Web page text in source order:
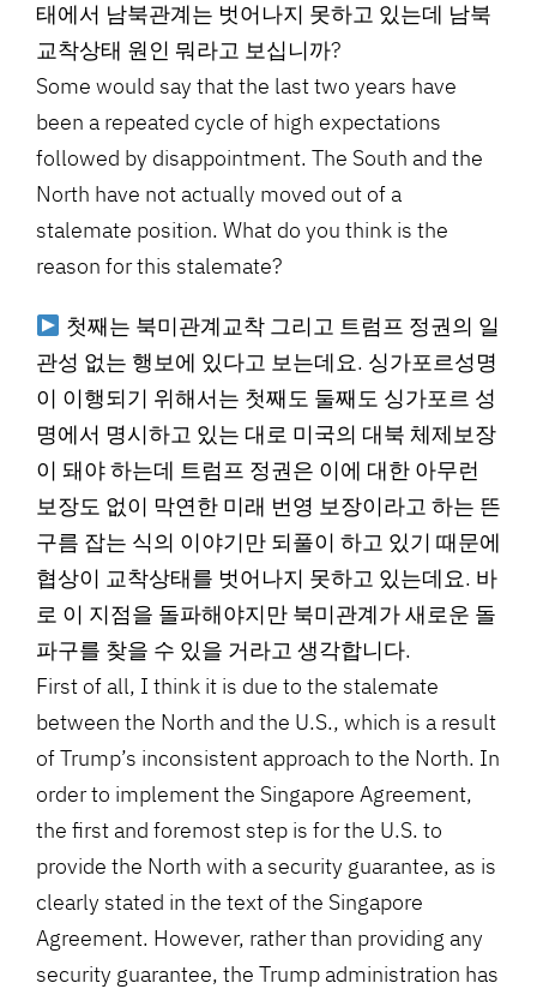
태에서 남북관계는 벗어나지 못하고 있는데 남북
교착상태 원인 뭐라고 보십니까?
Some would say that the last two years have
been a repeated cycle of high expectations
followed by disappointment. The South and the
North have not actually moved out of a
stalemate position. What do you think is the
reason for this stalemate?
첫째는 북미관계교착 그리고 트럼프 정권의 일
관성 없는 행보에 있다고 보는데요. 싱가포르성명
이 이행되기 위해서는 첫째도 둘째도 싱가포르 성
명에서 명시하고 있는 대로 미국의 대북 체제보장
이 돼야 하는데 트럼프 정권은 이에 대한 아무런
보장도 없이 막연한 미래 번영 보장이라고 하는 뜬
구름 잡는 식의 이야기만 되풀이 하고 있기 때문에
협상이 교착상태를 벗어나지 못하고 있는데요. 바
로 이 지점을 돌파해야지만 북미관계가 새로운 돌
파구를 찾을 수 있을 거라고 생각합니다.
First of all, I think it is due to the stalemate
between the North and the U.S., which is a result
of Trump’s inconsistent approach to the North. In
order to implement the Singapore Agreement,
the first and foremost step is for the U.S. to
provide the North with a security guarantee, as is
clearly stated in the text of the Singapore
Agreement. However, rather than providing any
security guarantee, the Trump administration has